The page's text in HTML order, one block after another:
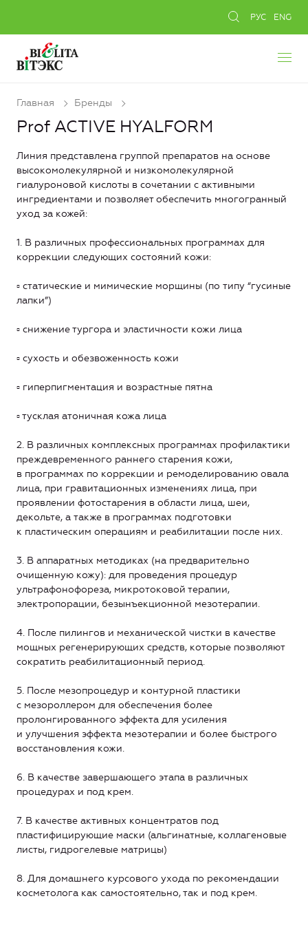
РУС ENG
Главная Бренды
Prof ACTIVE HYALFORM
Линия представлена группой препаратов на основе
высокомолекулярной и низкомолекулярной
гиалуроновой кислоты в сочетании с активными
ингредиентами и позволяет обеспечить многогранный
уход за кожей:
1. В различных профессиональных программах для
коррекции следующих состояний кожи:
▫ статические и мимические морщины (по типу “гусиные
лапки”)
▫ снижение тургора и эластичности кожи лица
▫ сухость и обезвоженность кожи
▫ гиперпигментация и возрастные пятна
▫ тусклая атоничная кожа лица
2. В различных комплексных программах профилактики
преждевременного раннего старения кожи,
в программах по коррекции и ремоделированию овала
лица, при гравитационных изменениях лица, при
проявлении фотостарения в области лица, шеи,
декольте, а также в программах подготовки
к пластическим операциям и реабилитации после них.
3. В аппаратных методиках (на предварительно
очищенную кожу): для проведения процедур
ультрафонофореза, микротоковой терапии,
электропорации, безынъекционной мезотерапии.
4. После пилингов и механической чистки в качестве
мощных регенерирующих средств, которые позволяют
сократить реабилитационный период.
5. После мезопроцедур и контурной пластики
с мезороллером для обеспечения более
пролонгированного эффекта для усиления
и улучшения эффекта мезотерапии и более быстрого
восстановления кожи.
6. В качестве завершающего этапа в различных
процедурах и под крем.
7. В качестве активных концентратов под
пластифицирующие маски (альгинатные, коллагеновые
листы, гидрогелевые матрицы)
8. Для домашнего курсового ухода по рекомендации
косметолога как самостоятельно, так и под крем.